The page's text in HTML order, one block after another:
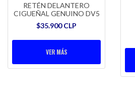
RETÉN DELANTERO
CIGUEÑAL GENUINO DV5
$35.900 CLP
VER MÁS